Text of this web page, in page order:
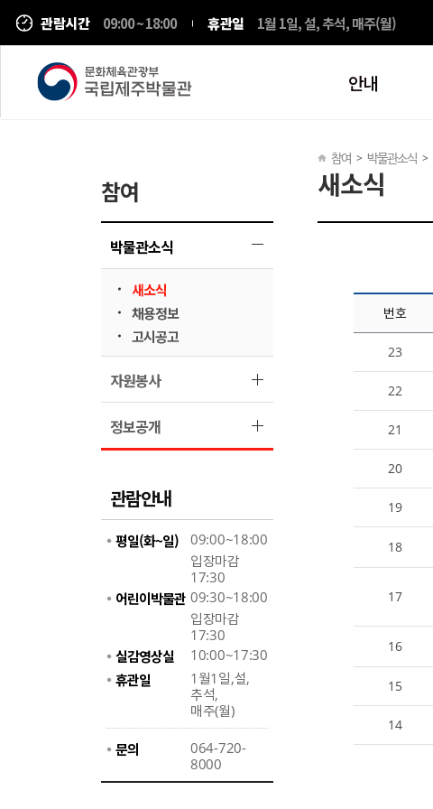
관람시간 09:00 ~ 18:00 휴관일 1월 1일, 설, 추석, 매주(월)
안내
참여
박물관소식
새소식
채용정보
고시공고
자원봉사
정보공개
관람안내
평일(화~일)
09:00~18:00
입장마감
17:30
어린이박물관 09:30~18:00
입장마감
17:30
실감영상실 10:00~17:30
휴관일
1월1일,설,
추석,
매주(월)
문의
064-720-
8000
새소식
참여 > 박물관소식 >
번호
23
22
21
20
19
18
17
16
15
14